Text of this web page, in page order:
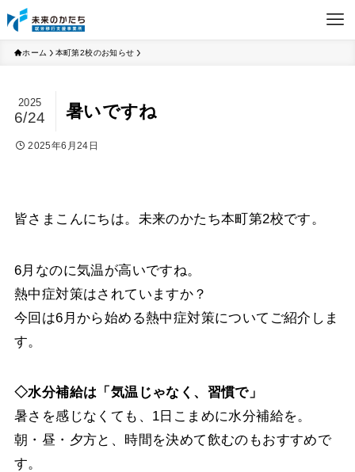
ホーム 本町第2校のお知らせ
暑いですね
2025
6/24
2025年6月24日
皆さまこんにちは。未来のかたち本町第2校です。
6月なのに気温が高いですね。
熱中症対策はされていますか？
今回は6月から始める熱中症対策についてご紹介しま
す。
◇水分補給は「気温じゃなく、習慣で」
暑さを感じなくても、1日こまめに水分補給を。
朝・昼・夕方と、時間を決めて飲むのもおすすめで
す。